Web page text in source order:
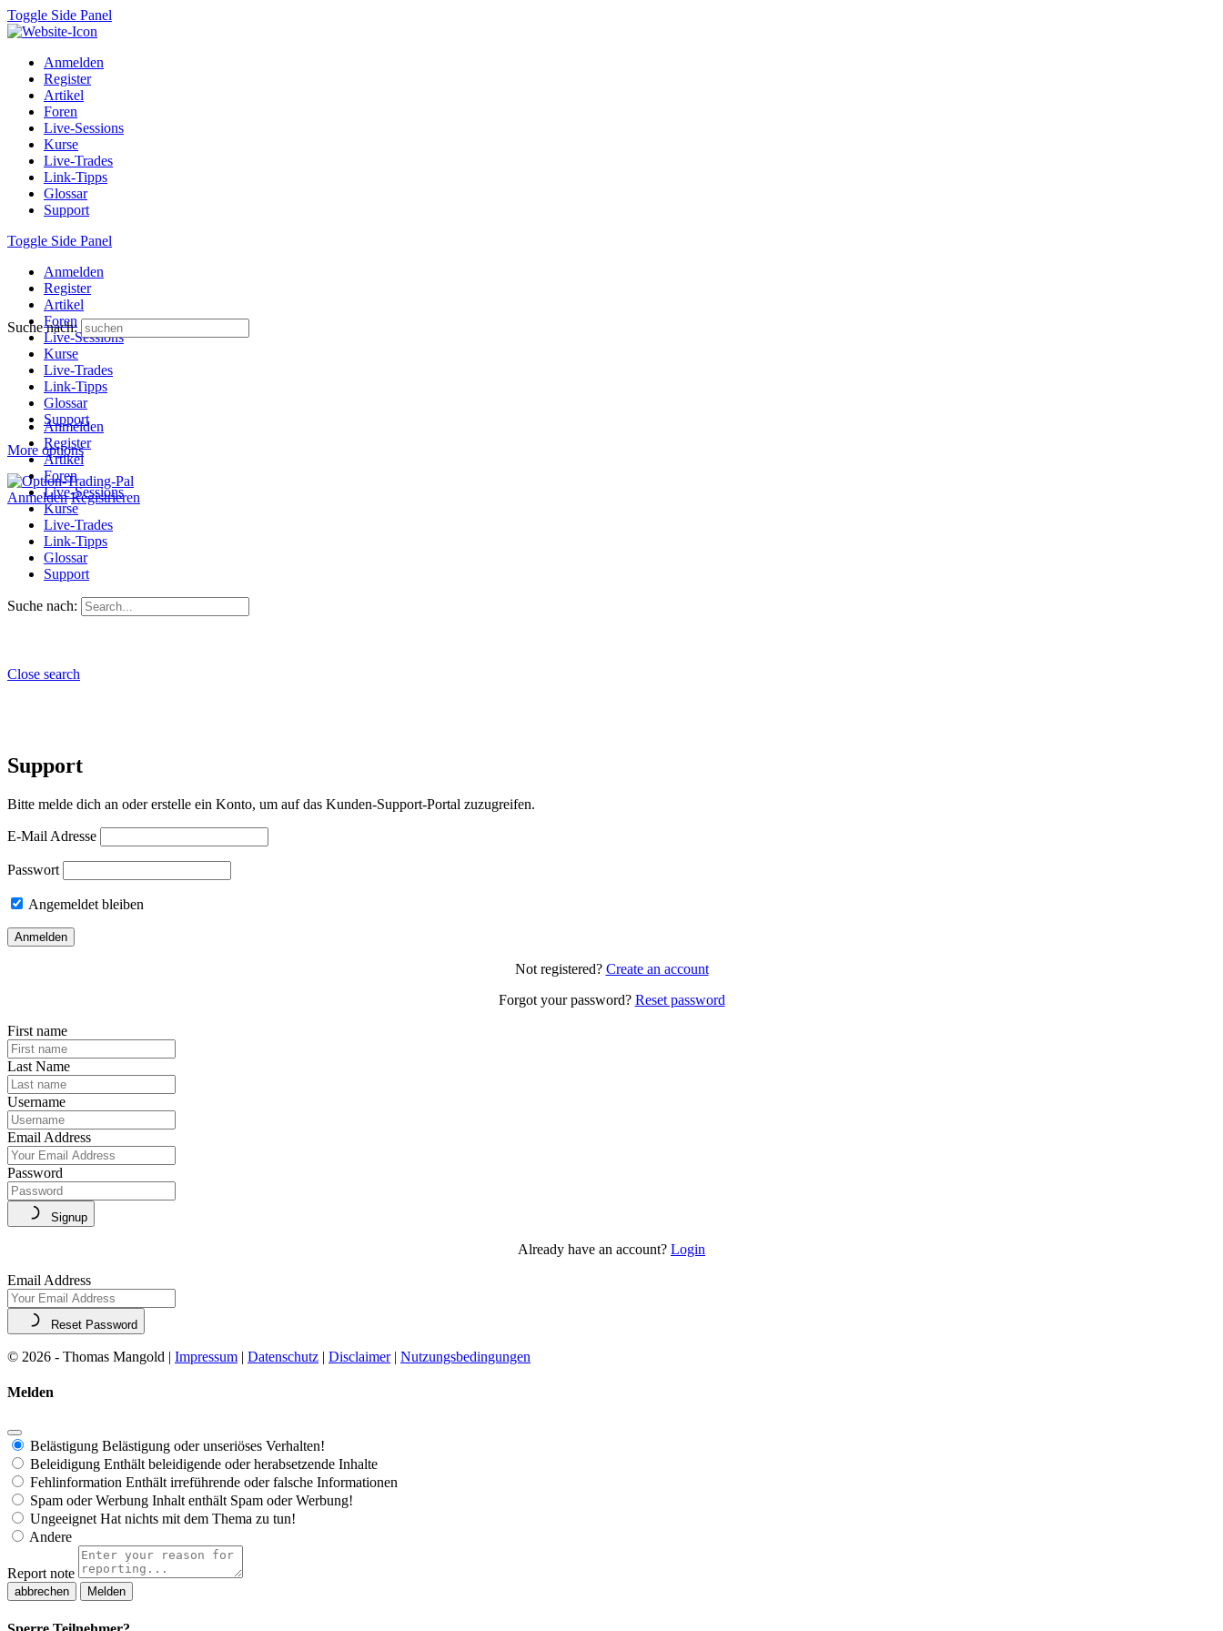
Toggle Side Panel
Anmelden
Register
Artikel
Foren
Live-Sessions
Kurse
Live-Trades
Link-Tipps
Glossar
Support
Toggle Side Panel
Anmelden
Register
Artikel
Foren
Live-Sessions
Kurse
Live-Trades
Link-Tipps
Glossar
Support
More options
Anmelden Registrieren
Suche nach:
Anmelden
Register
Artikel
Foren
Live-Sessions
Kurse
Live-Trades
Link-Tipps
Glossar
Support
Suche nach:
Close search
Support
Bitte melde dich an oder erstelle ein Konto, um auf das Kunden-Support-Portal zuzugreifen.
E-Mail Adresse
Passwort
Angemeldet bleiben
Not registered? Create an account
Forgot your password? Reset password
First name
Last Name
Username
Email Address
Password
Signup
Already have an account? Login
Email Address
Reset Password
© 2026 - Thomas Mangold | Impressum | Datenschutz | Disclaimer| Nutzungsbedingungen
Melden
Belästigung Belästigung oder unseriöses Verhalten!
Beleidigung Enthält beleidigende oder herabsetzende Inhalte
Fehlinformation Enthält irreführende oder falsche Informationen
Spam oder Werbung Inhalt enthält Spam oder Werbung!
Ungeeignet Hat nichts mit dem Thema zu tun!
Andere
Report note
Melden